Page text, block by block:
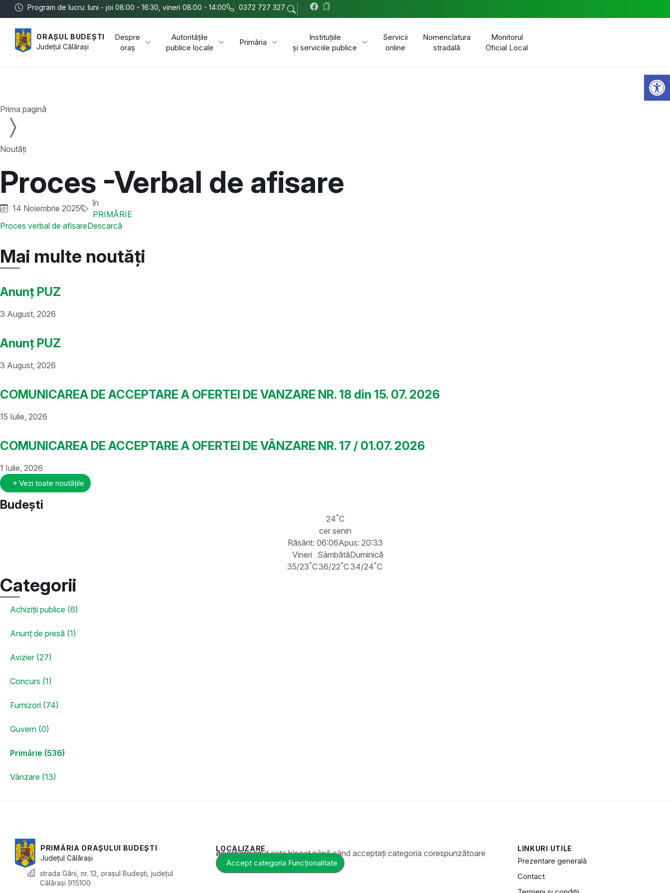
Program de lucru: luni - joi 08:00 - 16:30, vineri 08:00 - 14:00 0372 727 327
ORAȘUL BUDEȘTI
JudețulCălărași
Despre
oraș
Autoritățile
publice locale
Primăria
Instituțiile
și serviciile publice
Servicii
online
Nomenclatura
stradală
Monitorul
Oficial Local
Prima pagină
Noutăți
Proces -Verbal de afisare
14 Noiembrie 2025
în
PRIMĂRIE
Proces verbal de afisareDescarcă
Mai multe noutăți
Anunț PUZ
3 August, 2026
Anunț PUZ
3 August, 2026
COMUNICAREA DE ACCEPTARE A OFERTEI DE VANZARE NR. 18 din 15. 07. 2026
15 Iulie, 2026
COMUNICAREA DE ACCEPTARE A OFERTEI DE VÂNZARE NR. 17 / 01.07. 2026
1 Iulie, 2026
Vezi toate noutățile
Budești
24°C
cer senin
Răsărit: 06:06Apus: 20:33
Vineri
35/23°C
Sâmbătă
36/22°C
Duminică
34/24°C
Categorii
Achiziții publice (6)
Anunț de presă (1)
Avizier (27)
Concurs (1)
Furnizori (74)
Guvern (0)
Primărie (536)
Vânzare (13)
PRIMĂRIA ORAȘULUI BUDEȘTI
JudețulCălărași
strada Gării, nr. 12, orașul Budești, județul
Călărași 915100
LOCALIZARE
Acest conținut este blocat până când acceptați categoria corespunzătoare de cookie-uri.
Accept categoria Funcționalitate
LINKURI UTILE
Prezentare generală
Contact